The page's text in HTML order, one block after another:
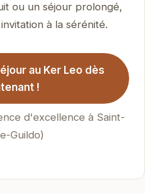
ou un séjour prolongé,
à la sérénité.
au Ker Leo dès
!
d'excellence à Saint-
Guildo)